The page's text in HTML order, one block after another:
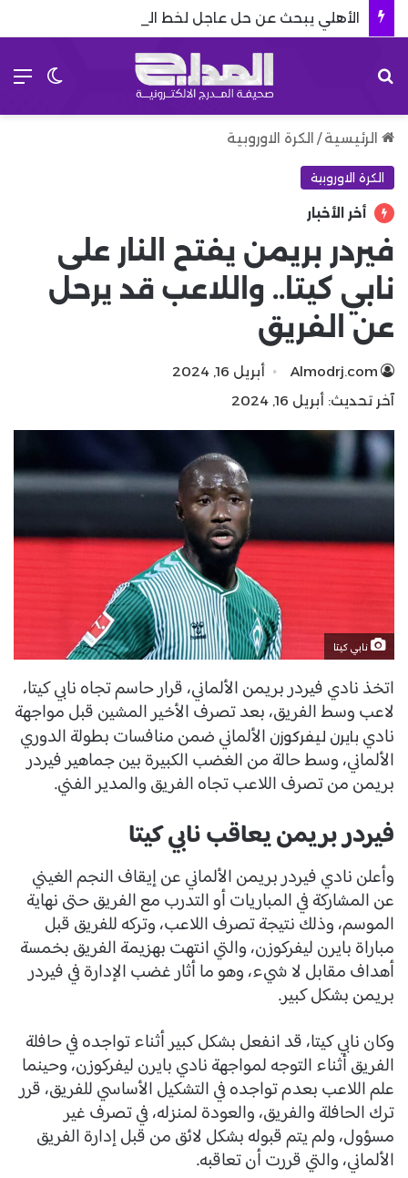
الرئيسية / الكرة الاوروبية
الكرة الاوروبية
أخر الأخبار
فيردر بريمن يفتح النار على
نابي كيتا.. واللاعب قد يرحل
عن الفريق
Almodrj.com
أبريل 16, 2024
آخر تحديث: أبريل 16, 2024
نابي كيتا
اتخذ نادي فيردر بريمن الألماني، قرار حاسم تجاه نابي كيتا،
لاعب وسط الفريق، بعد تصرف الأخير المشين قبل مواجهة
نادي بايرن ليفركوزن الألماني ضمن منافسات بطولة الدوري
الألماني، وسط حالة من الغضب الكبيرة بين جماهير فيردر
بريمن من تصرف اللاعب تجاه الفريق والمدير الفني.
فيردر بريمن يعاقب نابي كيتا
وأعلن نادي فيردر بريمن الألماني عن إيقاف النجم الغيني
عن المشاركة في المباريات أو التدرب مع الفريق حتى نهاية
الموسم، وذلك نتيجة تصرف اللاعب، وتركه للفريق قبل
مباراة بايرن ليفركوزن، والتي انتهت بهزيمة الفريق بخمسة
أهداف مقابل لا شيء، وهو ما أثار غضب الإدارة في فيردر
بريمن بشكل كبير.
وكان نابي كيتا، قد انفعل بشكل كبير أثناء تواجده في حافلة
الفريق أثناء التوجه لمواجهة نادي بايرن ليفركوزن، وحينما
علم اللاعب بعدم تواجده في التشكيل الأساسي للفريق، قرر
ترك الحافلة والفريق، والعودة لمنزله، في تصرف غير
مسؤول، ولم يتم قبوله بشكل لائق من قبل إدارة الفريق
الألماني، والتي قررت أن تعاقبه.